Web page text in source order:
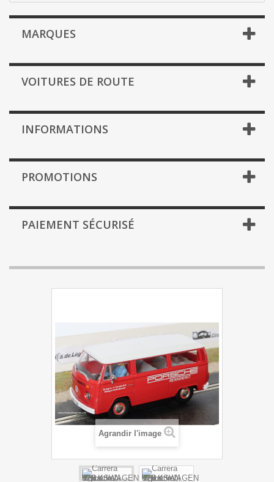
MARQUES
VOITURES DE ROUTE
INFORMATIONS
PROMOTIONS
PAIEMENT SÉCURISÉ
Agrandir l'image